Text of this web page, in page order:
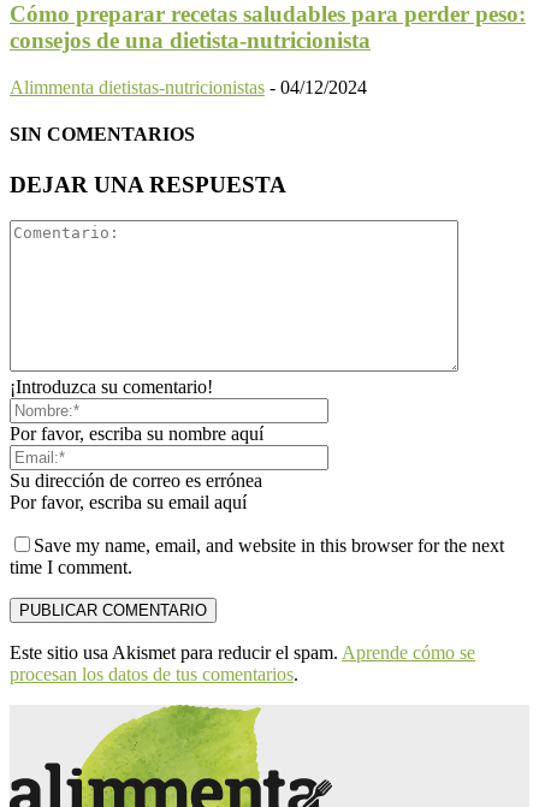
Cómo preparar recetas saludables para perder peso:
consejos de una dietista-nutricionista
Alimmenta dietistas-nutricionistas - 04/12/2024
SIN COMENTARIOS
DEJAR UNA RESPUESTA
¡Introduzca su comentario!
Por favor, escriba su nombre aquí
Su dirección de correo es errónea
Por favor, escriba su email aquí
Save my name, email, and website in this browser for the next
time I comment.
Este sitio usa Akismet para reducir el spam. Aprende cómo se
procesan los datos de tus comentarios.